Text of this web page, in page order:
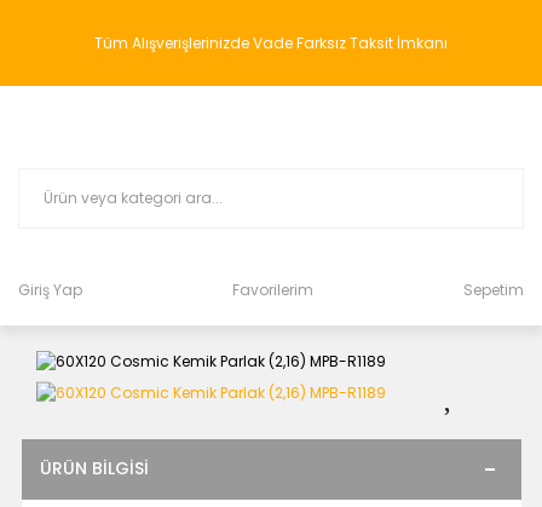
Tüm Alışverişlerinizde Vade Farksız Taksit İmkanı
Giriş Yap Favorilerim Sepetim
ÜRÜN BILGISI